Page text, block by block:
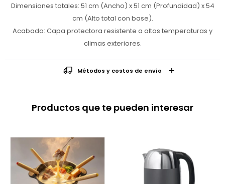
Dimensiones totales: 51 cm (Ancho) x 51 cm (Profundidad) x 54
cm (Alto total con base).
Acabado: Capa protectora resistente a altas temperaturas y
climas exteriores.
Métodos y costos de envío
Productos que te pueden interesar